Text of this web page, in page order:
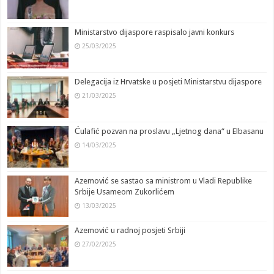
k
e
Ministarstvo dijaspore raspisalo javni konkurs
25/03/2025
Delegacija iz Hrvatske u posjeti Ministarstvu dijaspore
21/03/2025
Ćulafić pozvan na proslavu „Ljetnog dana“ u Elbasanu
14/03/2025
Azemović se sastao sa ministrom u Vladi Republike
Srbije Usameom Zukorlićem
13/03/2025
Azemović u radnoj posjeti Srbiji
27/02/2025